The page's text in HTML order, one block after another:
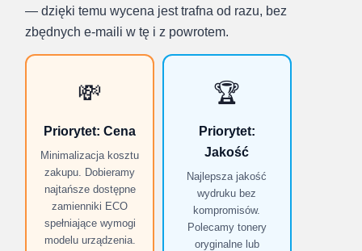
— dzięki temu wycena jest trafna od razu, bez
zbędnych e-maili w tę i z powrotem.
💸
Priorytet: Cena
Minimalizacja kosztu
zakupu. Dobieramy
najtańsze dostępne
zamienniki ECO
spełniające wymogi
modelu urządzenia.
🏆
Priorytet:
Jakość
Najlepsza jakość
wydruku bez
kompromisów.
Polecamy tonery
oryginalne lub